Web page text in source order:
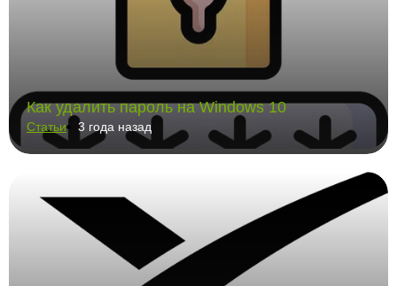
Как удалить пароль на Windows 10
Статьи 3 года назад